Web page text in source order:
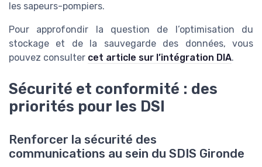
les sapeurs-pompiers.
Pour approfondir la question de l’optimisation du
stockage et de la sauvegarde des données, vous
pouvez consulter cet article sur l’intégration DIA.
Sécurité et conformité : des
priorités pour les DSI
Renforcer la sécurité des
communications au sein du SDIS Gironde